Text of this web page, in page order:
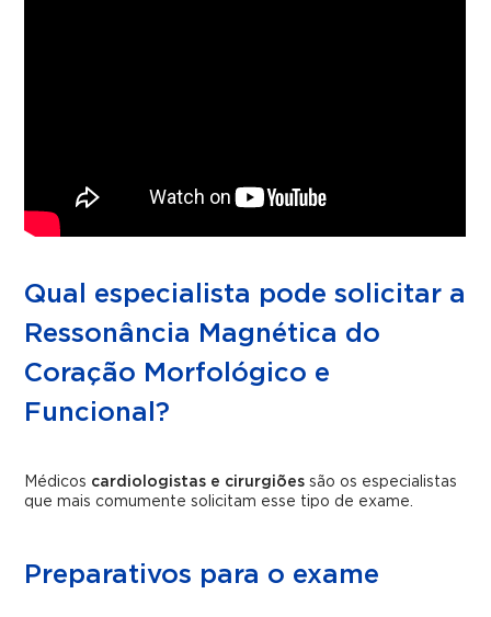
Qual especialista pode solicitar a
Ressonância Magnética do
Coração Morfológico e
Funcional?
Médicos cardiologistas e cirurgiões são os especialistas
que mais comumente solicitam esse tipo de exame.
Preparativos para o exame